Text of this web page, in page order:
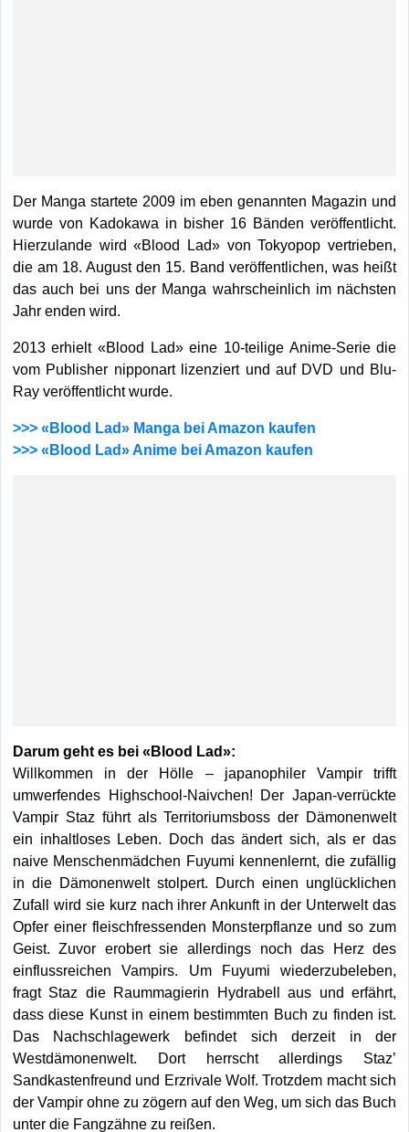
Der Manga startete 2009 im eben genannten Magazin und
wurde von Kadokawa in bisher 16 Bänden veröffentlicht.
Hierzulande wird «Blood Lad» von Tokyopop vertrieben,
die am 18. August den 15. Band veröffentlichen, was heißt
das auch bei uns der Manga wahrscheinlich im nächsten
Jahr enden wird.
2013 erhielt «Blood Lad» eine 10-teilige Anime-Serie die
vom Publisher nipponart lizenziert und auf DVD und Blu-
Ray veröffentlicht wurde.
>>> «Blood Lad» Manga bei Amazon kaufen
>>> «Blood Lad» Anime bei Amazon kaufen
Darum geht es bei «Blood Lad»:
Willkommen in der Hölle – japanophiler Vampir trifft
umwerfendes Highschool-Naivchen! Der Japan-verrückte
Vampir Staz führt als Territoriumsboss der Dämonenwelt
ein inhaltloses Leben. Doch das ändert sich, als er das
naive Menschenmädchen Fuyumi kennenlernt, die zufällig
in die Dämonenwelt stolpert. Durch einen unglücklichen
Zufall wird sie kurz nach ihrer Ankunft in der Unterwelt das
Opfer einer fleischfressenden Monsterpflanze und so zum
Geist. Zuvor erobert sie allerdings noch das Herz des
einflussreichen Vampirs. Um Fuyumi wiederzubeleben,
fragt Staz die Raummagierin Hydrabell aus und erfährt,
dass diese Kunst in einem bestimmten Buch zu finden ist.
Das Nachschlagewerk befindet sich derzeit in der
Westdämonenwelt. Dort herrscht allerdings Staz’
Sandkastenfreund und Erzrivale Wolf. Trotzdem macht sich
der Vampir ohne zu zögern auf den Weg, um sich das Buch
unter die Fangzähne zu reißen.